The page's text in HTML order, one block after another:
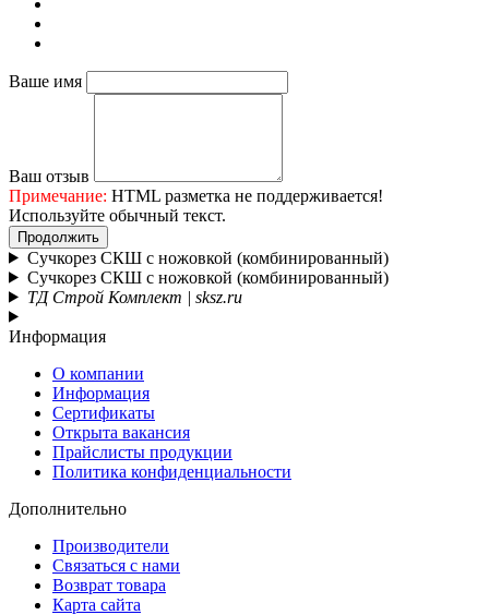
Ваше имя
Ваш отзыв
Примечание: HTML разметка не поддерживается!
Используйте обычный текст.
Продолжить
Сучкорез СКШ с ножовкой (комбинированный)
Сучкорез СКШ с ножовкой (комбинированный)
ТД Строй Комплект | sksz.ru
Информация
О компании
Информация
Сертификаты
Открыта вакансия
Прайслисты продукции
Политика конфиденциальности
Дополнительно
Производители
Связаться с нами
Возврат товара
Карта сайта